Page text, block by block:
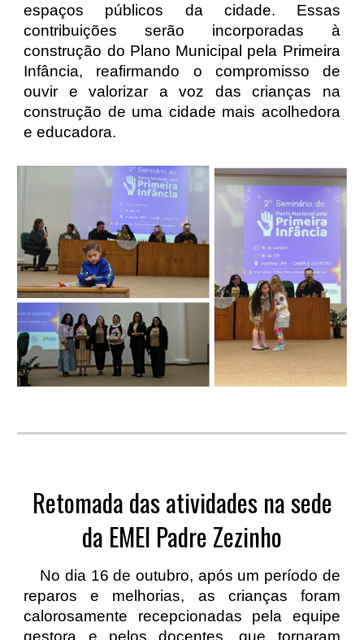
espaços públicos da cidade. Essas
contribuições serão incorporadas à
construção do Plano Municipal pela Primeira
Infância, reafirmando o compromisso de
ouvir e valorizar a voz das crianças na
construção de uma cidade mais acolhedora
e educadora.
Retomada das atividades na sede
da EMEI Padre Zezinho
No dia 16 de outubro, após um período de
reparos e melhorias, as crianças foram
calorosamente recepcionadas pela equipe
gestora e pelos docentes, que tornaram